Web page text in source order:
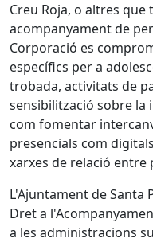
Creu Roja, o altres
acompanyament de
Corporació es
específics per a
trobada, activitats de
sensibilització sobre
com fomentar
presencials com
xarxes de relació
L'Ajuntament de Santa
Dret a
a les administracions